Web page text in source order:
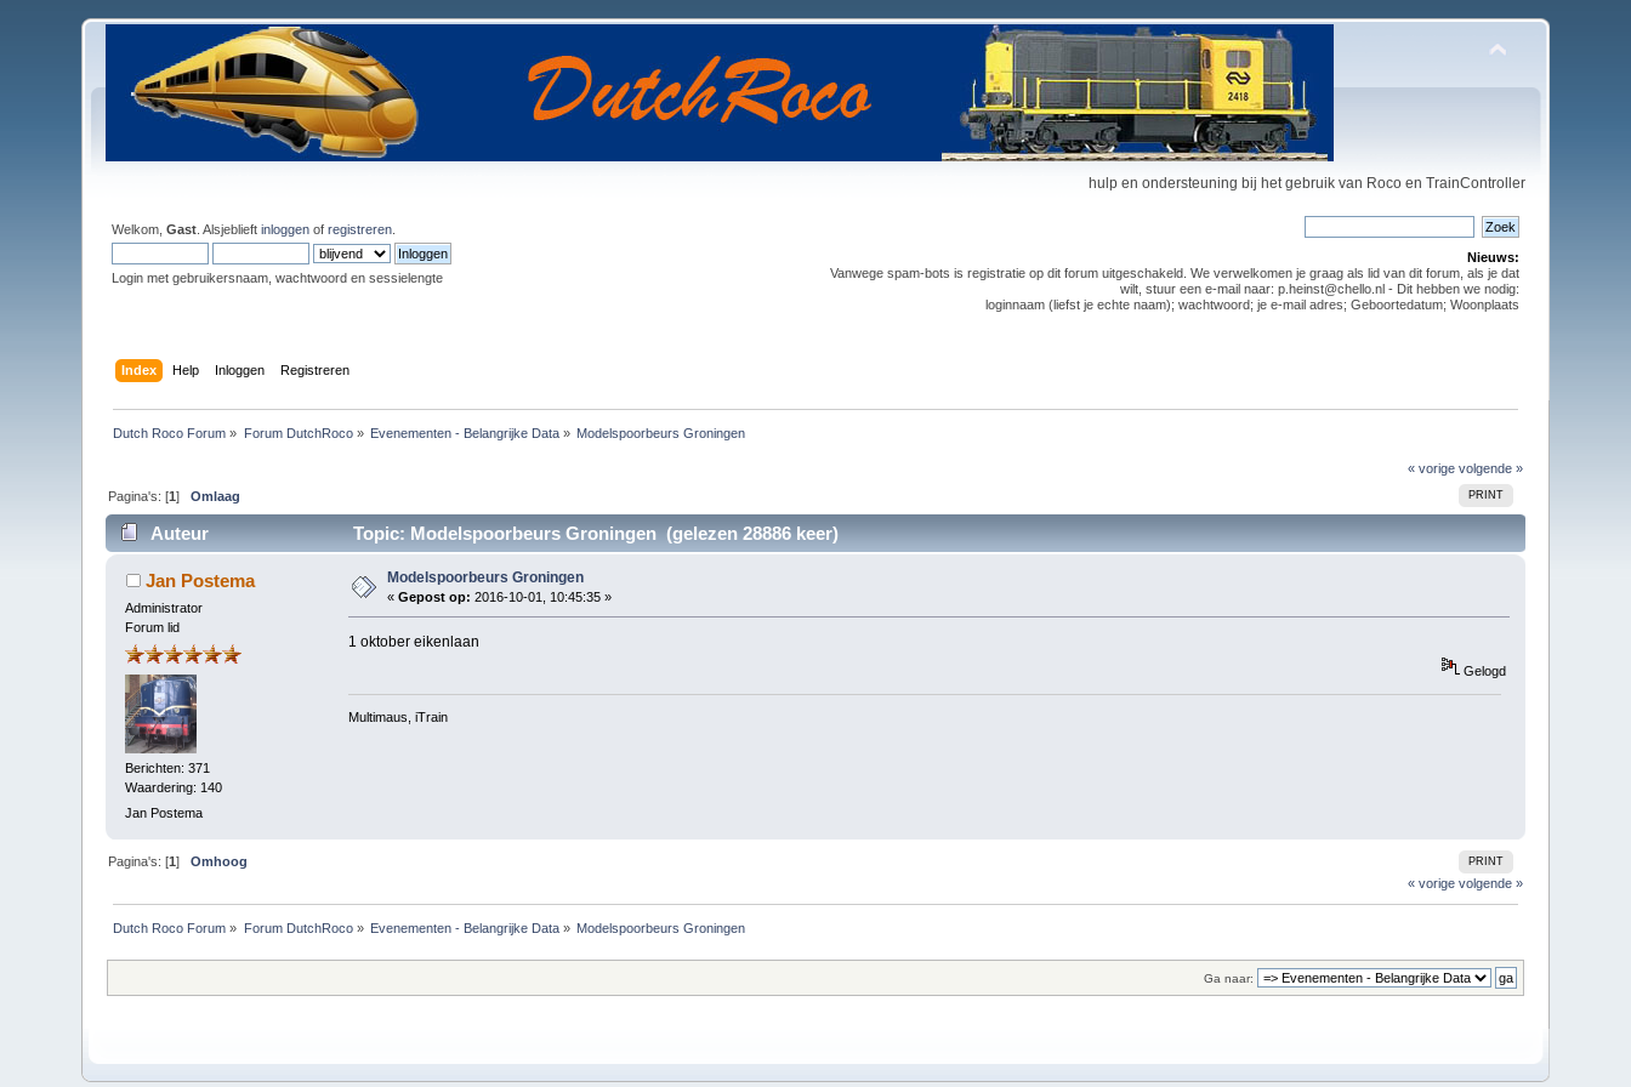
hulp en ondersteuning bij het gebruik van Roco en TrainController
Welkom,Gast . Alsjeblieftinloggen ofregistreren
Login met gebruikersnaam, wachtwoord en sessielengte
Nieuws:
Vanwege spam-bots is registratie op dit forum uitgeschakeld. We verwelkomen je graag als lid van dit forum, als je dat
wilt, stuur een e-mail naar: p.heinst@chello.nl - Dit hebben we nodig:
loginnaam (liefst je echte naam); wachtwoord; je e-mail adres; Geboortedatum; Woonplaats
Index Help Inloggen Registreren
Dutch Roco Forum » Forum DutchRoco» Evenementen - Belangrijke Data » Modelspoorbeurs Groningen
« vorige volgende »
PRINT
Pagina's: [1]Omlaag
Auteur Topic: Modelspoorbeurs Groningen (gelezen 28886 keer)
Jan Postema
Administrator
Forum lid
Berichten: 371
Waardering: 140
Jan Postema
Modelspoorbeurs Groningen
«Gepost op: 2016-10-01, 10:45:35 »
1 oktober eikenlaan
Gelogd
Multimaus, iTrain
PRINT
Pagina's: [1]Omhoog
« vorige volgende »
Dutch Roco Forum » Forum DutchRoco» Evenementen - Belangrijke Data » Modelspoorbeurs Groningen
Ga naar: